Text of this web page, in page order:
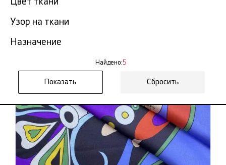
Фильтр
Показать все
Узор на ткани
Назначение
Найдено:5
Сбросить